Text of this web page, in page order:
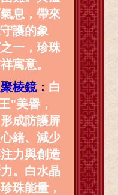
息，帶來
護的象
一，珍珠
寓意。
棱鏡： 白
”美譽，
成防護屏
緒、減少
力與創造
。白水晶
珠能量，